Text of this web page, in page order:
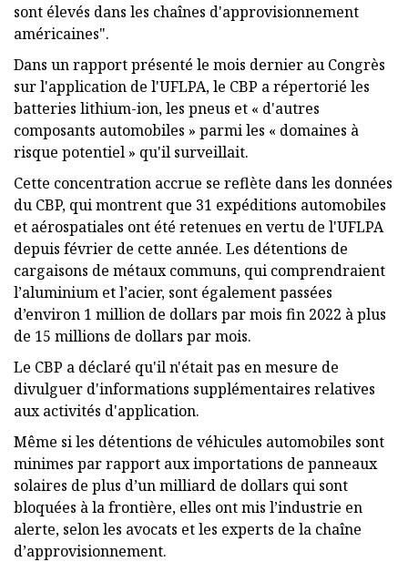
sont élevés dans les chaînes d'approvisionnement
américaines".
Dans un rapport présenté le mois dernier au Congrès
sur l'application de l'UFLPA, le CBP a répertorié les
batteries lithium-ion, les pneus et « d'autres
composants automobiles » parmi les « domaines à
risque potentiel » qu'il surveillait.
Cette concentration accrue se reflète dans les données
du CBP, qui montrent que 31 expéditions automobiles
et aérospatiales ont été retenues en vertu de l'UFLPA
depuis février de cette année. Les détentions de
cargaisons de métaux communs, qui comprendraient
l’aluminium et l’acier, sont également passées
d’environ 1 million de dollars par mois fin 2022 à plus
de 15 millions de dollars par mois.
Le CBP a déclaré qu'il n'était pas en mesure de
divulguer d'informations supplémentaires relatives
aux activités d'application.
Même si les détentions de véhicules automobiles sont
minimes par rapport aux importations de panneaux
solaires de plus d’un milliard de dollars qui sont
bloquées à la frontière, elles ont mis l’industrie en
alerte, selon les avocats et les experts de la chaîne
d’approvisionnement.